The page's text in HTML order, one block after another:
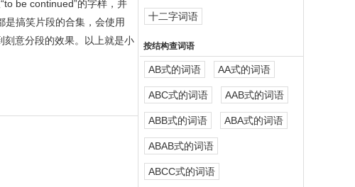
be continued”的字样，并
是搞笑片段的合集，会使用
刻意分段的效果。以上就是小
十二字词语
按结构查词语
AB式的词语 AA式的词语
ABC式的词语 AAB式的词语
ABB式的词语 ABA式的词语
ABAB式的词语
ABCC式的词语